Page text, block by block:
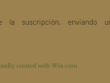
suscripción, enviando
created with Wix.com